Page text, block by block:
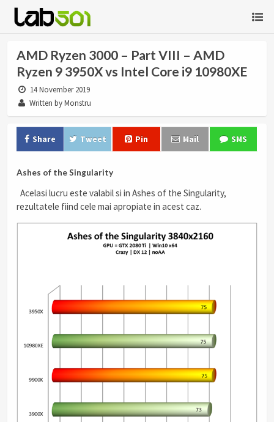
AMD Ryzen 3000 – Part VIII – AMD
Ryzen 9 3950X vs Intel Core i9 10980XE
14 November 2019
Written by Monstru
Share Tweet Pin Mail SMS
Ashes of the Singularity
Acelasi lucru este valabil si in Ashes of the Singularity,
rezultatele fiind cele mai apropiate in acest caz.